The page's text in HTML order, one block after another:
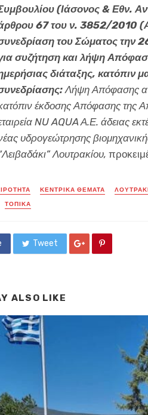
(Ιάσονος & Εθν.
67 του ν. 3852/2010
του Σώματος την
συζήτηση και λήψη
διάταξης,
Λήψη Απόφασης
έκδοσης Απόφασης της
NU AQUA Α.Ε. άδειας
υδρογεώτρησης
Λουτρακίου,
ΚΕΝΤΡΙΚΑ ΘΕΜΑΤΑ
ΛΟΥΤΡΑΚΙ
ΤΟΠΙΚΑ
Tweet
ALSO LIKE